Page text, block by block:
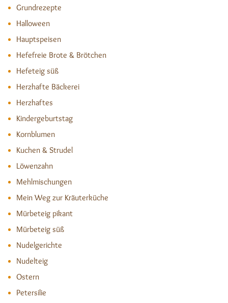
Grundrezepte
Halloween
Hauptspeisen
Hefefreie Brote & Brötchen
Hefeteig süß
Herzhafte Bäckerei
Herzhaftes
Kindergeburtstag
Kornblumen
Kuchen & Strudel
Löwenzahn
Mehlmischungen
Mein Weg zur Kräuterküche
Mürbeteig pikant
Mürbeteig süß
Nudelgerichte
Nudelteig
Ostern
Petersilie